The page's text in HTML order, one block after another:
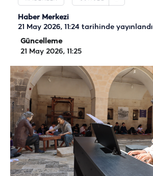
Haber Merkezi
21 May 2026, 11:24 tarihinde yayınlandı
Güncelleme
21 May 2026, 11:25